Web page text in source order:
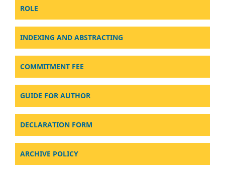
ROLE
INDEXING AND ABSTRACTING
COMMITMENT FEE
GUIDE FOR AUTHOR
DECLARATION FORM
ARCHIVE POLICY